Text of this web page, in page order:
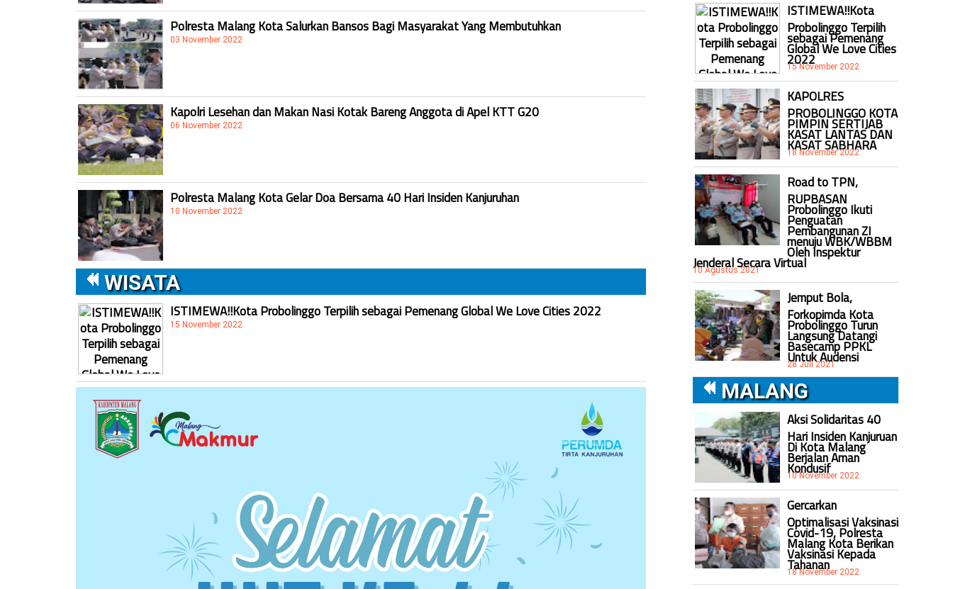
Polresta Malang Kota Salurkan Bansos Bagi Masyarakat Yang Membutuhkan
03 November 2022
Kapolri Lesehan dan Makan Nasi Kotak Bareng Anggota di Apel KTT G20
06 November 2022
Polresta Malang Kota Gelar Doa Bersama 40 Hari Insiden Kanjuruhan
10 November 2022
WISATA
ISTIMEWA!!Kota Probolinggo Terpilih sebagai Pemenang Global We Love Cities 2022
15 November 2022
ISTIMEWA!!Kota
Probolinggo Terpilih
sebagai Pemenang
Global We Love Cities
2022
15 November 2022
KAPOLRES
PROBOLINGGO KOTA
PIMPIN SERTIJAB
KASAT LANTAS DAN
KASAT SABHARA
18 November 2022
Road to TPN,
RUPBASAN
Probolinggo Ikuti
Penguatan
Pembangunan ZI
menuju WBK/WBBM
Oleh Inspektur
Jenderal Secara Virtual
10 Agustus 2021
Jemput Bola,
Forkopimda Kota
Probolinggo Turun
Langsung Datangi
Basecamp PPKL
Untuk Audensi
28 Juli 2021
MALANG
Aksi Solidaritas 40
Hari Insiden Kanjuruan
Di Kota Malang
Berjalan Aman
Kondusif
10 November 2022
Gercarkan
Optimalisasi Vaksinasi
Covid-19, Polresta
Malang Kota Berikan
Vaksinasi Kepada
Tahanan
18 November 2022